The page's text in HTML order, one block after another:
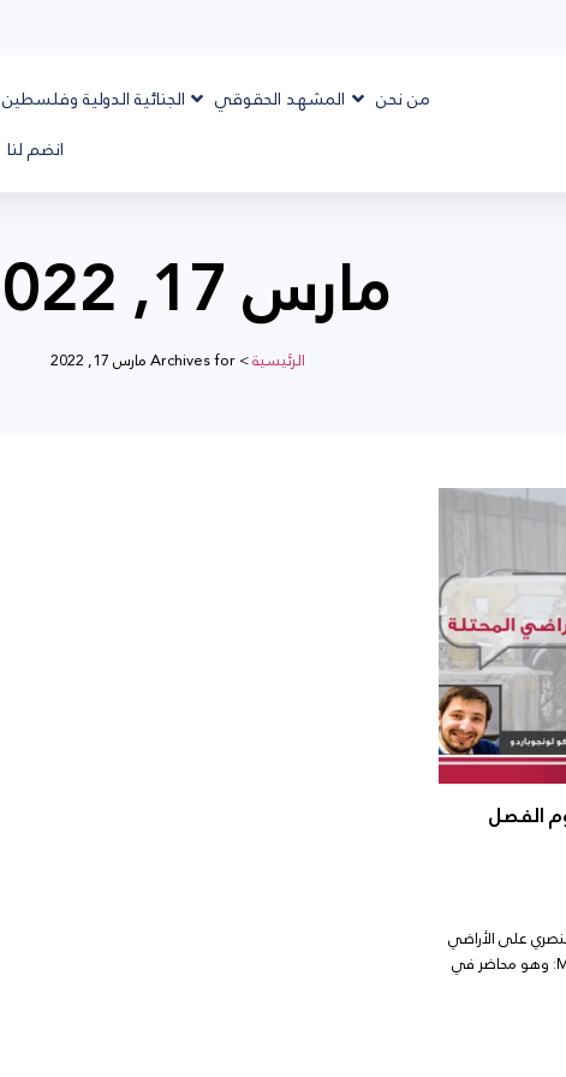
من نحن المشهد الحقوقي الجنائية الدولية وفلسطين
انضم لنا
مارس 17, 2022
الرئيسية>Archives for مارس 17, 2022
الفصل
على الأراضي
المحتلة بقلم: ماركو لونجوباردو Marco Longobardo: وهو محاضر في